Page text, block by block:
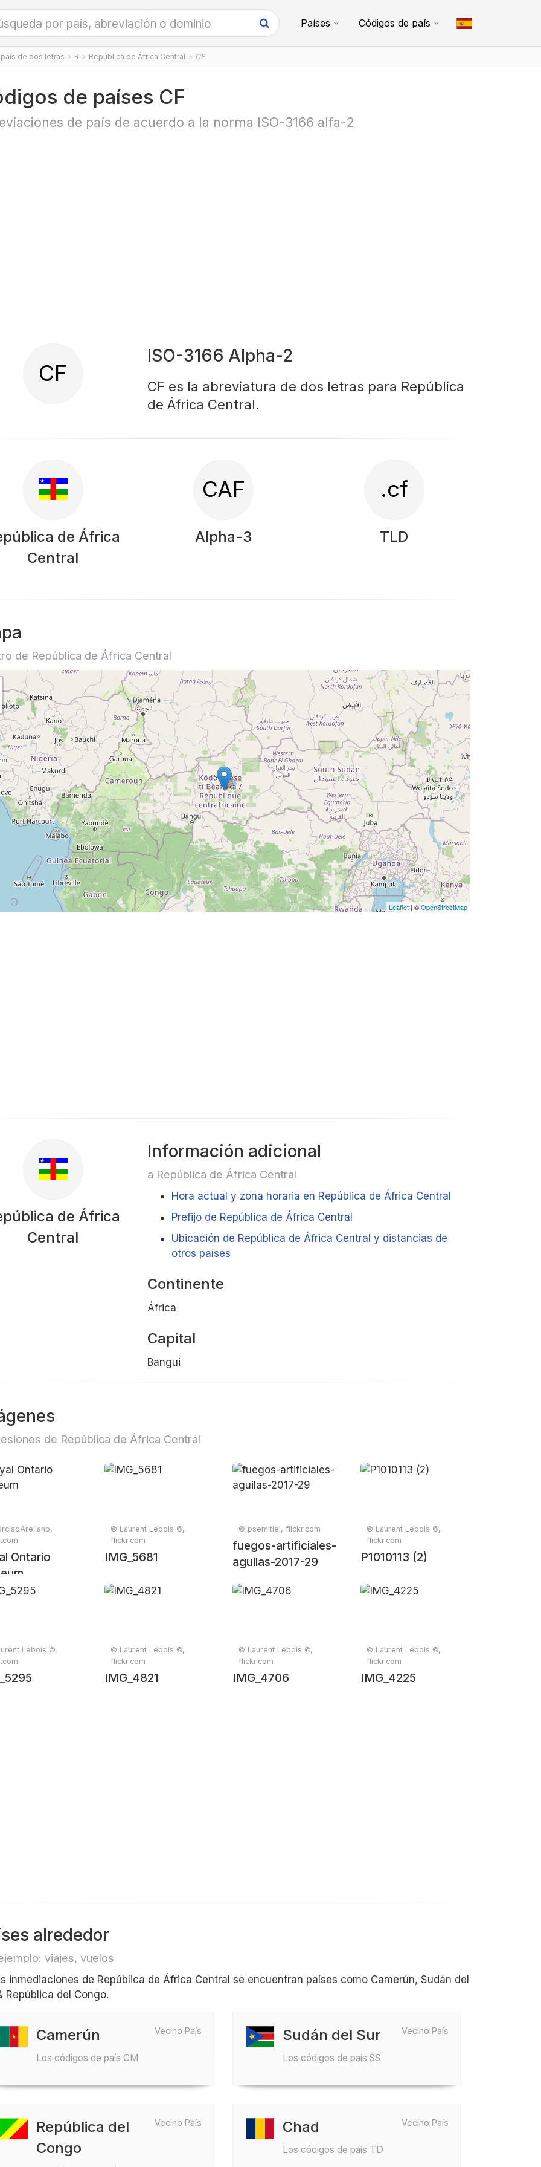
Países Códigos de país
de dos letras R República de África Central CF
de países CF
de país de acuerdo a la norma ISO-3166 alfa-2
CF
ISO-3166 Alpha-2
CF es la abreviatura de dos letras para República
de África Central.
de África
Central
CAF
Alpha-3
.cf
TLD
de República de África Central
Leaflet | ©OpenStreetMap
de África
Central
Información adicional
a República de África Central
Hora actual y zona horaria en República de África Central
Prefijo de República de África Central
Ubicación de República de África Central y distancias de
otros países
Continente
África
Capital
Bangui
de República de África Central
Ontario
© Laurent Lebois ©,
flickr.com
IMG_5681
© psemitiel, flickr.com
fuegos-artificiales-
aguilas-2017-29
© Laurent Lebois ©,
flickr.com
P1010113 (2)
Lebois ©,
© Laurent Lebois ©,
flickr.com
IMG_4821
© Laurent Lebois ©,
flickr.com
IMG_4706
© Laurent Lebois ©,
flickr.com
IMG_4225
alrededor
viajes, vuelos
inmediaciones de República de África Central se encuentran países como Camerún, Sudán del
República del Congo.
Vecino País
Camerún
Los códigos de país CM
Vecino País
Sudán del Sur
Los códigos de país SS
Vecino País
República del
Congo
Vecino País
Chad
Los códigos de país TD